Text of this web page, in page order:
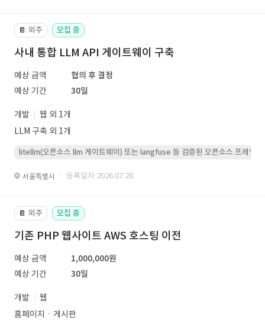
📔 외주 모집 중
사내 통합 LLM API 게이트웨이 구축
예상 금액
협의 후 결정
예상 기간
30일
개발
웹 외 1개
LLM 구축 외 1개
litellm(오픈소스 llm 게이트웨이) 또는 langfuse 등 검증된 오픈소스 프레임워
서울특별시 · 등록일자 2026.07.28.
📔 외주 모집 중
기존 PHP 웹사이트 AWS 호스팅 이전
예상 금액
1,000,000원
예상 기간
30일
개발
웹
홈페이지ㆍ게시판